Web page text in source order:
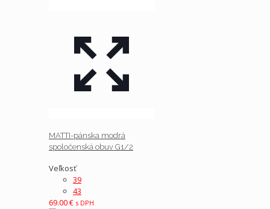
MATTI-pánska modrá
spoločenská obuv G1/2
Veľkosť
39
43
69.00€ s DPH